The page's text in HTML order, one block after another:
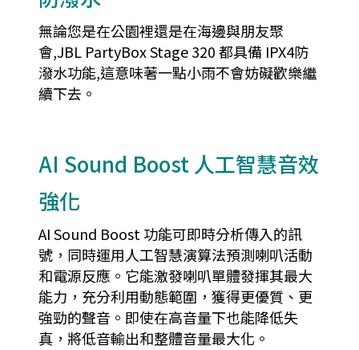
無論您是在公園裡還是在海邊與朋友聚
會,JBL PartyBox Stage 320 都具備 IPX4防
潑水功能,這意味著一點小雨不會妨礙歡樂繼
續下去。
AI Sound Boost 人工智慧音效
強化
AI Sound Boost 功能可即時分析傳入的訊
號，同時運用人工智慧演算法預測喇叭活動
和電源反應。它能激發喇叭單體發揮其最大
能力，充分利用動態範圍，獲得更優質、更
強勁的聲音。即使在高音量下也能降低失
真，將低音輸出和整體音量最大化。